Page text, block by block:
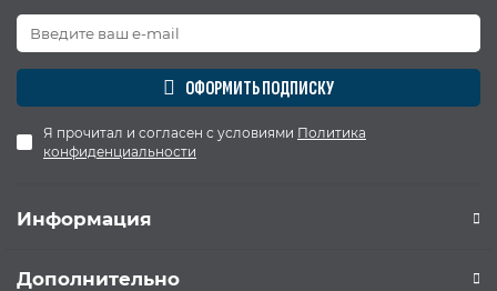
ОФОРМИТЬ ПОДПИСКУ
Я прочитал и согласен с условиями Политика
конфиденциальности
Информация
Дополнительно